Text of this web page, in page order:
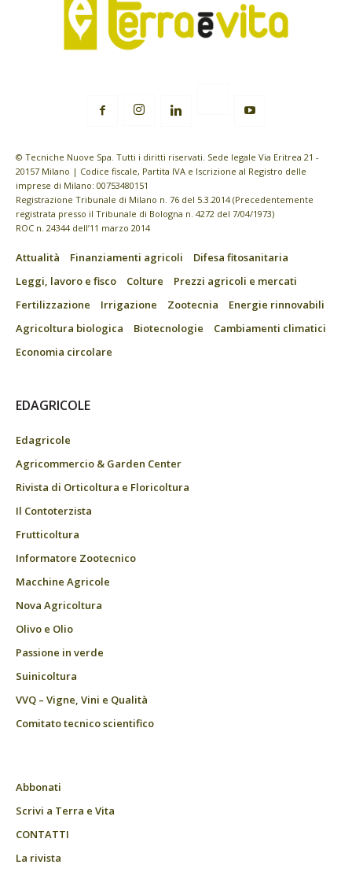
© Tecniche Nuove Spa. Tutti i diritti riservati. Sede legale Via Eritrea 21 -
20157 Milano | Codice fiscale, Partita IVA e Iscrizione al Registro delle
imprese di Milano: 00753480151
Registrazione Tribunale di Milano n. 76 del 5.3.2014 (Precedentemente
registrata presso il Tribunale di Bologna n. 4272 del 7/04/1973)
ROC n. 24344 dell’11 marzo 2014
Attualità Finanziamenti agricoli
Difesa fitosanitaria
Leggi, lavoro e fisco
Colture
Prezzi agricoli e mercati
Fertilizzazione
Irrigazione Zootecnia
Energie rinnovabili
Agricoltura biologica
Biotecnologie
Cambiamenti climatici
Economia circolare
EDAGRICOLE
Edagricole
Agricommercio & Garden Center
Rivista di Orticoltura e Floricoltura
Il Contoterzista
Frutticoltura
Informatore Zootecnico
Macchine Agricole
Nova Agricoltura
Olivo e Olio
Passione in verde
Suinicoltura
VVQ – Vigne, Vini e Qualità
Comitato tecnico scientifico
Abbonati
Scrivi a Terra e Vita
CONTATTI
La rivista